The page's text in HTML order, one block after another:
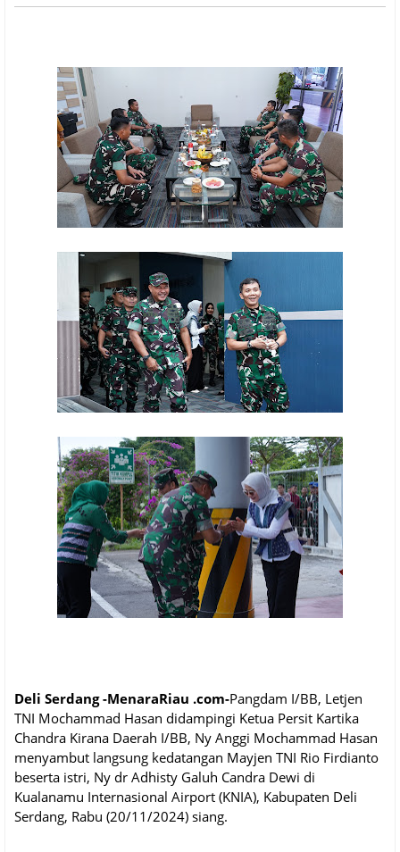
Deli Serdang -MenaraRiau .com-Pangdam I/BB, Letjen
TNI Mochammad Hasan didampingi Ketua Persit Kartika
Chandra Kirana Daerah I/BB, Ny Anggi Mochammad Hasan
menyambut langsung kedatangan Mayjen TNI Rio Firdianto
beserta istri, Ny dr Adhisty Galuh Candra Dewi di
Kualanamu Internasional Airport (KNIA), Kabupaten Deli
Serdang, Rabu (20/11/2024) siang.